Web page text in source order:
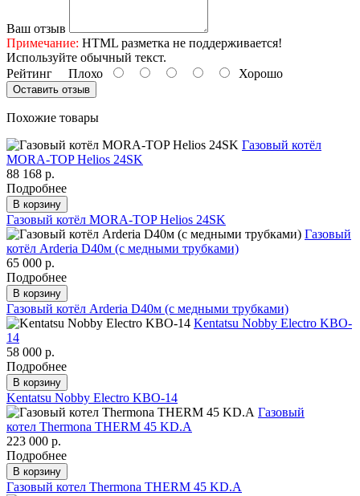
Ваш отзыв
Примечание: HTML разметка не поддерживается!
Используйте обычный текст.
Рейтинг Плохо Хорошо
Оставить отзыв
Похожие товары
Газовый котёл
MORA-TOP Helios 24SK
88 168 р.
Подробнее
В корзину
Газовый котёл MORA-TOP Helios 24SK
Газовый
котёл Arderia D40м (с медными трубками)
65 000 р.
Подробнее
В корзину
Газовый котёл Arderia D40м (с медными трубками)
Kentatsu Nobby Electro KBO-
14
58 000 р.
Подробнее
В корзину
Kentatsu Nobby Electro KBO-14
Газовый
котел Thermona THERM 45 KD.A
223 000 р.
Подробнее
В корзину
Газовый котел Thermona THERM 45 KD.A